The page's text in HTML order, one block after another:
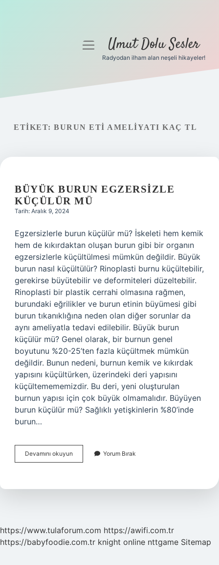
Gizlilik Politikası
menüyüUmut Dolu Sesler
Radyodan ilham alan neşeli hikayeler!
ETIKET: BURUN ETI AMELIYATI KAÇ TL
BÜYÜK BURUN EGZERSIZLE
KÜÇÜLÜR MÜ
Tarih: Aralık 9, 2024
Egzersizlerle burun küçülür mü? İskeleti hem kemik
hem de kıkırdaktan oluşan burun gibi bir organın
egzersizlerle küçültülmesi mümkün değildir. Büyük
burun nasıl küçültülür? Rinoplasti burnu küçültebilir,
gerekirse büyütebilir ve deformiteleri düzeltebilir.
Rinoplasti bir plastik cerrahi olmasına rağmen,
burundaki eğrilikler ve burun etinin büyümesi gibi
burun tıkanıklığına neden olan diğer sorunlar da
aynı ameliyatla tedavi edilebilir. Büyük burun
küçülür mü? Genel olarak, bir burnun genel
boyutunu %20-25’ten fazla küçültmek mümkün
değildir. Bunun nedeni, burnun kemik ve kıkırdak
yapısını küçültürken, üzerindeki deri yapısını
küçültemememizdir. Bu deri, yeni oluşturulan
burnun yapısı için çok büyük olmamalıdır. Büyüyen
burun küçülür mü? Sağlıklı yetişkinlerin %80’inde
burun…
Devamını okuyun
Burun
Mü
Yorum Bırak
https://www.tulaforum.com https://awifi.com.tr
https://babyfoodie.com.tr knight online nttgame Sitemap